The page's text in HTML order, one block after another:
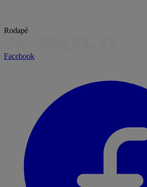
Rodapé
Facebook